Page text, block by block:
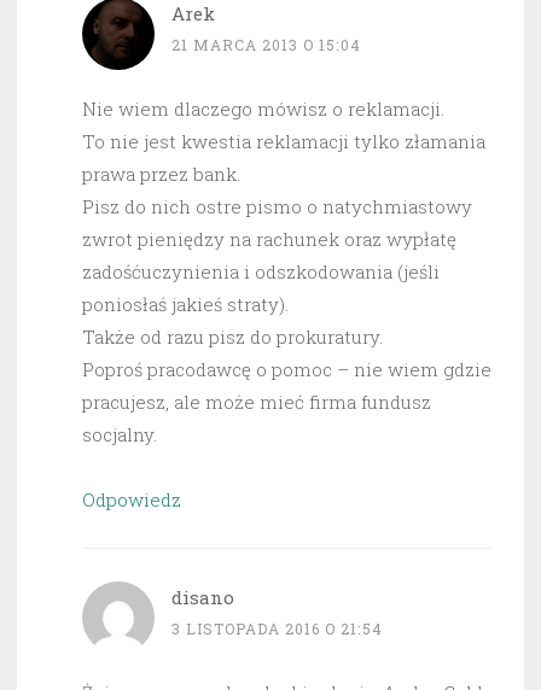
Arek
21 MARCA 2013 O 15:04
Nie wiem dlaczego mówisz o reklamacji.
To nie jest kwestia reklamacji tylko złamania
prawa przez bank.
Pisz do nich ostre pismo o natychmiastowy
zwrot pieniędzy na rachunek oraz wypłatę
zadośćuczynienia i odszkodowania (jeśli
poniosłaś jakieś straty).
Także od razu pisz do prokuratury.
Poproś pracodawcę o pomoc – nie wiem gdzie
pracujesz, ale może mieć firma fundusz
socjalny.
Odpowiedz
disano
3 LISTOPADA 2016 O 21:54